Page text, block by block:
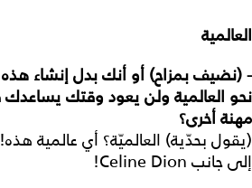
العالمية
- (نضيف بمزاح) أو أنك بدل إنشاء
نحو العالمية ولن يعود وقتك
مهنة أخرى؟
(يقول بحدّية) العالميّة؟ أي عالمية
إلى جانب Celine Dion!